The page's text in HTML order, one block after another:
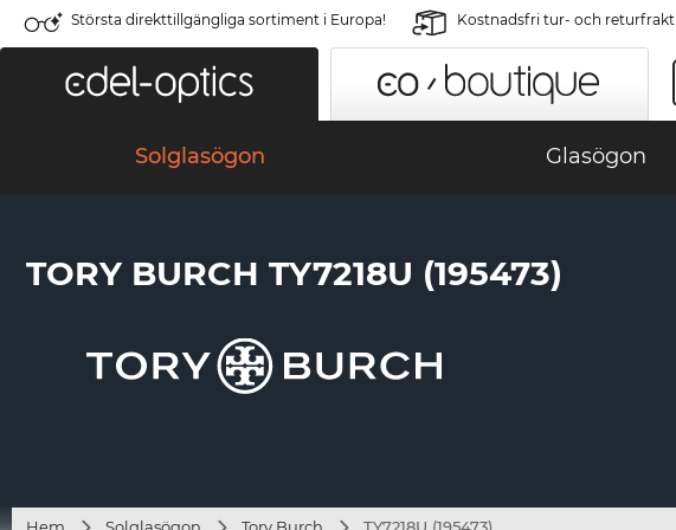
Största direkttillgängliga sortiment i Europa! Kostnadsfri tur- och returfrakt
Solglasögon Glasögon
TORY BURCH TY7218U (195473)